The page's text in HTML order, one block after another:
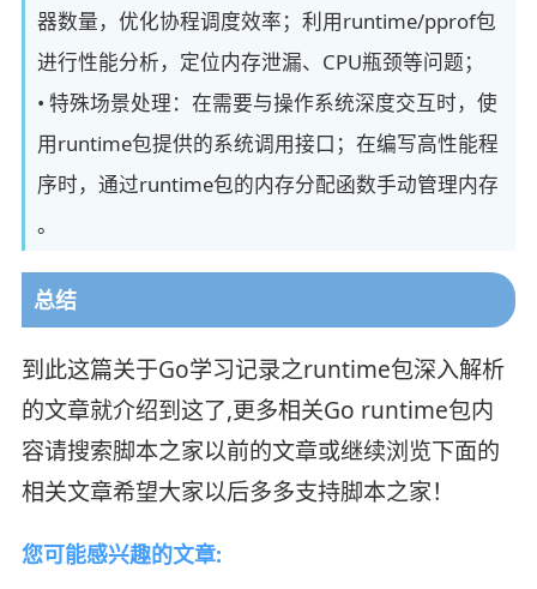
器数量，优化协程调度效率；利用runtime/pprof包
进行性能分析，定位内存泄漏、CPU瓶颈等问题；
• 特殊场景处理：在需要与操作系统深度交互时，使
用runtime包提供的系统调用接口；在编写高性能程
序时，通过runtime包的内存分配函数手动管理内存
。
总结
到此这篇关于Go学习记录之runtime包深入解析
的文章就介绍到这了,更多相关Go runtime包内
容请搜索脚本之家以前的文章或继续浏览下面的
相关文章希望大家以后多多支持脚本之家！
您可能感兴趣的文章: